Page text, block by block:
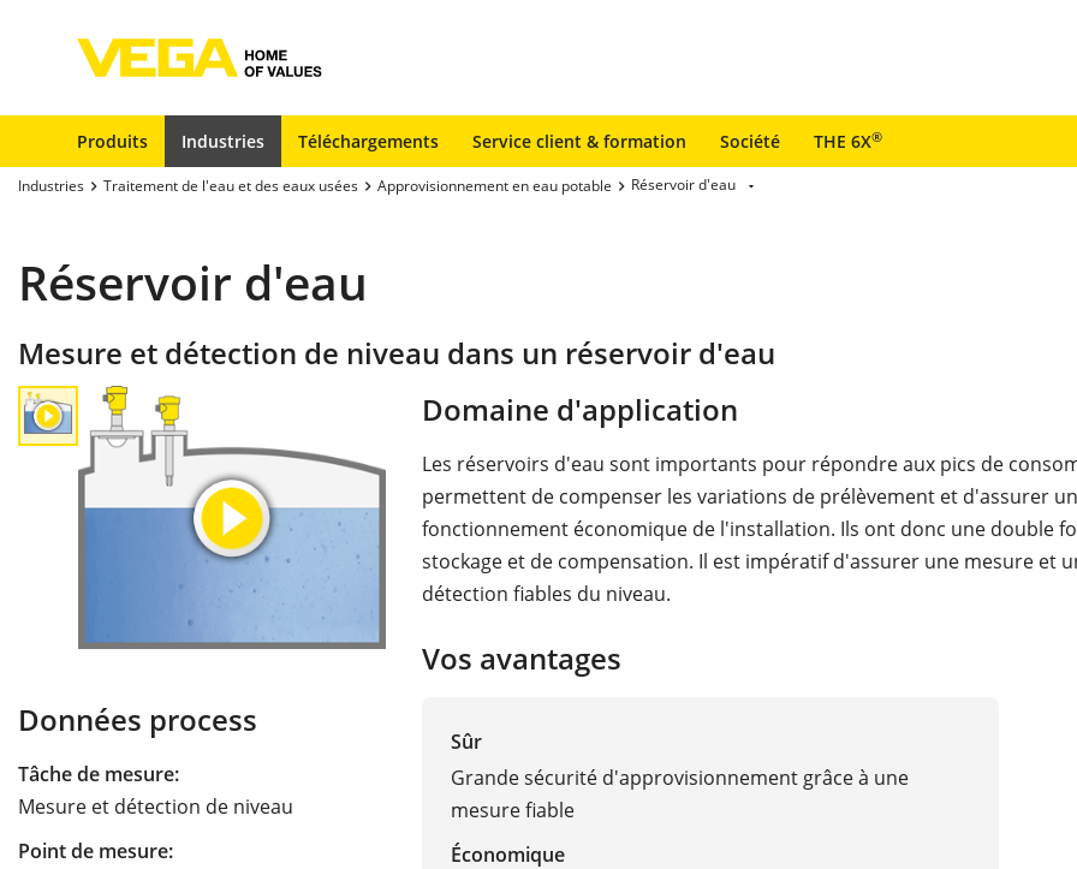
Produits Industries Téléchargements Service client & formation Société THE 6X®
Industries Traitement de l'eau et des eaux usées Approvisionnement en eau potable Réservoir d'eau
Réservoir d'eau
Mesure et détection de niveau dans un réservoir d'eau
Données process
Tâche de mesure:
Mesure et détection de niveau
Point de mesure:
Domaine d'application
Les réservoirs d'eau sont importants pour répondre aux pics de
permettent de compenser les variations de prélèvement et d'assurer un
fonctionnement économique de l'installation. Ils ont donc une double
stockage et de compensation. Il est impératif d'assurer une mesure et
détection fiables du niveau.
Vos avantages
Sûr
Grande sécurité d'approvisionnement grâce à une
mesure fiable
Économique